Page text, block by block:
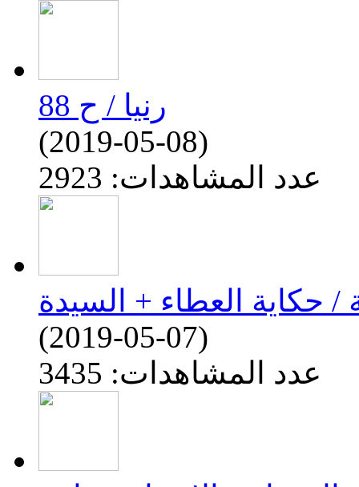
رنيا / ح 88
(2019-05-08)
عدد المشاهدات: 2923
(2019-05-07)
عدد المشاهدات: 3435